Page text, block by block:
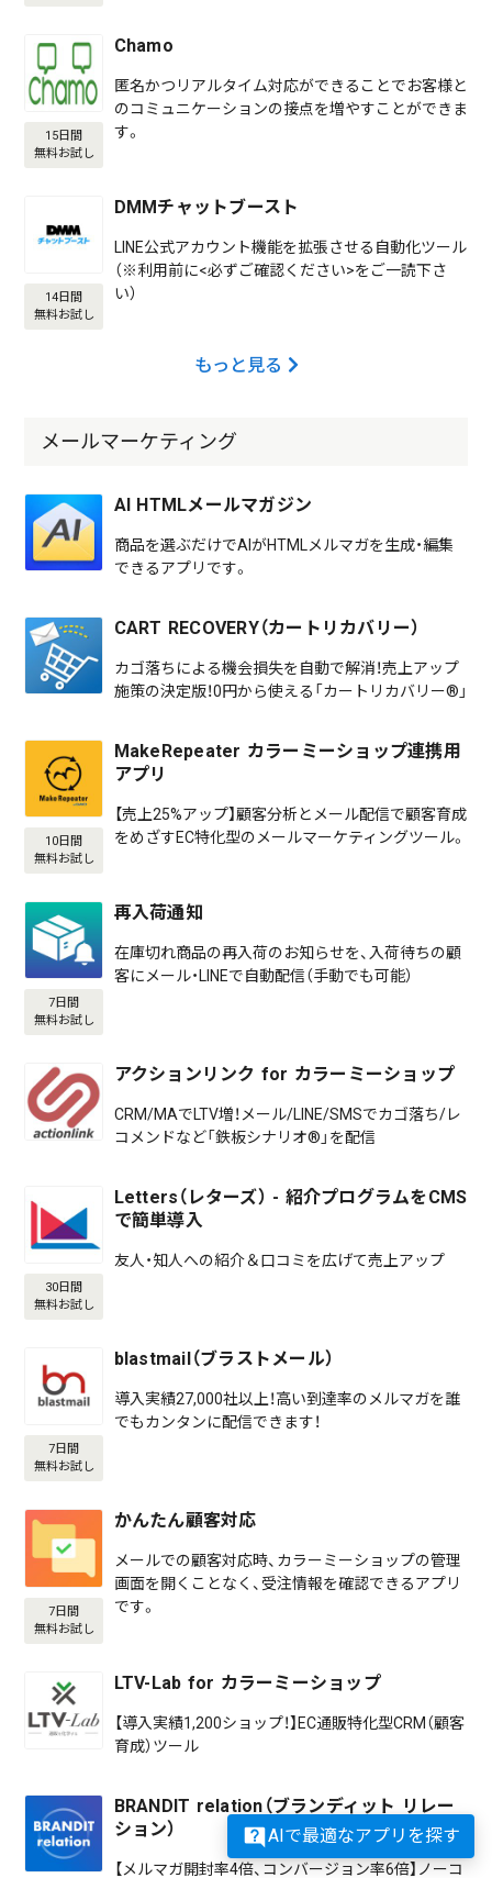
15日間
無料お試し
Chamo
匿名かつリアルタイム対応ができることでお客様と
のコミュニケーションの接点を増やすことができま
す。
14日間
無料お試し
DMMチャットブースト
LINE公式アカウント機能を拡張させる自動化ツール
（※利用前に<必ずご確認ください>をご一読下さ
い）
もっと見る
メールマーケティング
AI HTMLメールマガジン
商品を選ぶだけでAIがHTMLメルマガを生成・編集
できるアプリです。
CART RECOVERY（カートリカバリー）
カゴ落ちによる機会損失を自動で解消！売上アップ
施策の決定版！0円から使える「カートリカバリー®」
10日間
無料お試し
MakeRepeater カラーミーショップ連携用
アプリ
【売上25%アップ】顧客分析とメール配信で顧客育成
をめざすEC特化型のメールマーケティングツール。
7日間
無料お試し
再入荷通知
在庫切れ商品の再入荷のお知らせを、入荷待ちの顧
客にメール・LINEで自動配信（手動でも可能）
アクションリンク for カラーミーショップ
CRM/MAでLTV増！メール/LINE/SMSでカゴ落ち/レ
コメンドなど「鉄板シナリオ®」を配信
30日間
無料お試し
Letters（レターズ） - 紹介プログラムをCMS
で簡単導入
友人・知人への紹介＆口コミを広げて売上アップ
7日間
無料お試し
blastmail（ブラストメール）
導入実績27,000社以上！高い到達率のメルマガを誰
でもカンタンに配信できます！
7日間
無料お試し
かんたん顧客対応
メールでの顧客対応時、カラーミーショップの管理
画面を開くことなく、受注情報を確認できるアプリ
です。
LTV-Lab for カラーミーショップ
【導入実績1,200ショップ！】EC通販特化型CRM（顧客
育成）ツール
BRANDIT relation（ブランディット リレー
ション）
【メルマガ開封率4倍、コンバージョン率6倍】ノーコ
AIで最適なアプリを探す